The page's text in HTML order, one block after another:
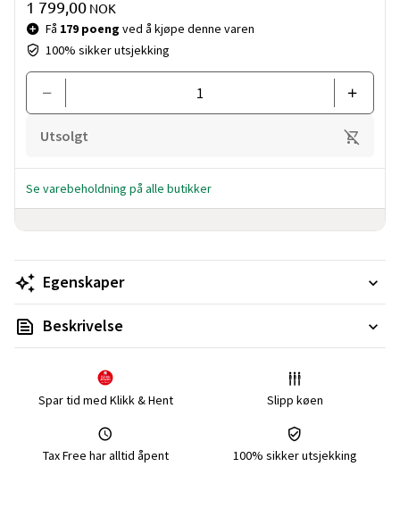
Pris og mengde
Få 179 poeng ved å kjøpe denne varen
100% sikker utsjekking
1 799,00 NOK
Utsolgt
Se varebeholdning på alle butikker
Egenskaper
Beskrivelse
Spar tid med Klikk & Hent Slipp køen
Tax Free har alltid åpent 100% sikker utsjekking